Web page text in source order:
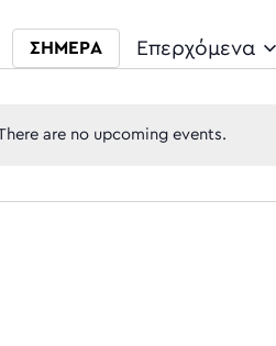
are no upcoming events.
ΣΗΜΕΡΑ Επερχόμενα
Select date.